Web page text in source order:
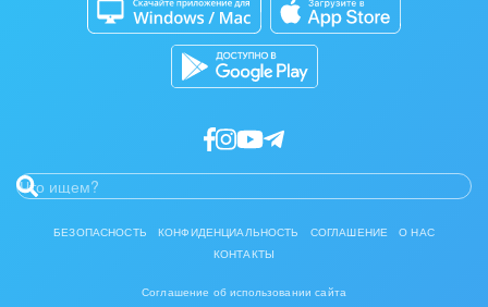
БЕЗОПАСНОСТЬ КОНФИДЕНЦИАЛЬНОСТЬ СОГЛАШЕНИЕ
О НАС
КОНТАКТЫ
Соглашение об использовании сайта